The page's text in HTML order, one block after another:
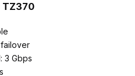
TZ370
failover
3 Gbps